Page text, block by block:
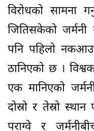
विरोधको सामना
जितिसकेको
पनि पहिलो
ठानिएको छ ।
एक मानिएको
दोस्रो र तेस्रो
पराग्वे र